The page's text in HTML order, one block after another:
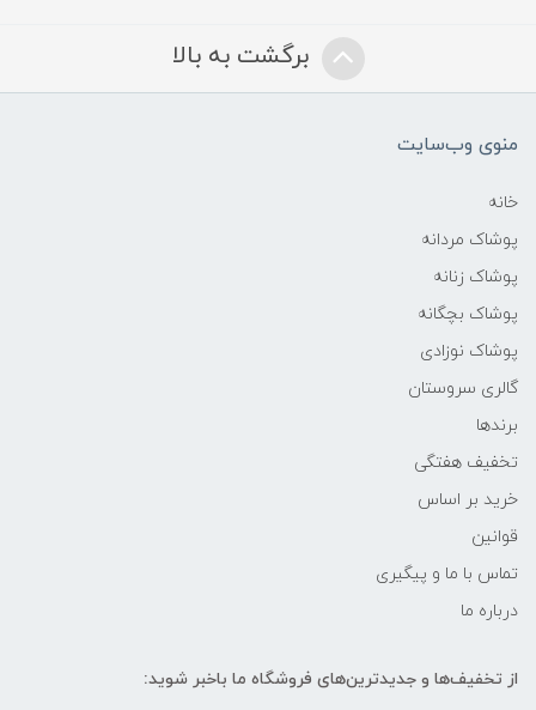
برگشت به بالا
منوی وب‌سایت
خانه
پوشاک مردانه
پوشاک زنانه
پوشاک بچگانه
پوشاک نوزادی
گالری سروستان
برندها
تخفیف هفتگی
خرید بر اساس
قوانین
تماس با ما و پیگیری
درباره ما
از تخفیف‌ها و جدیدترین‌های فروشگاه ما باخبر شوید: